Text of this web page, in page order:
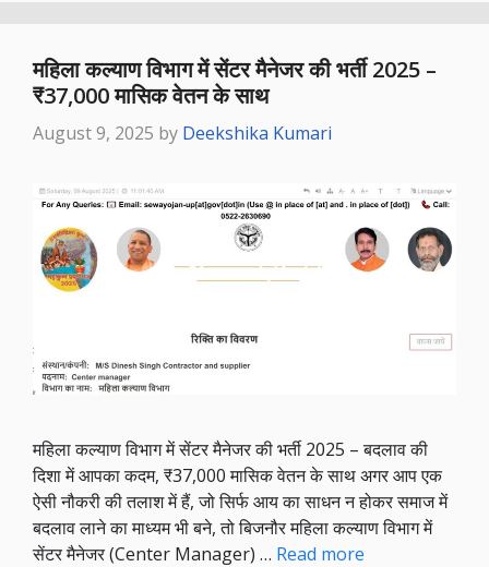
महिला कल्याण विभाग में सेंटर मैनेजर की भर्ती 2025 –
₹37,000 मासिक वेतन के साथ
August 9, 2025 by Deekshika Kumari
महिला कल्याण विभाग में सेंटर मैनेजर की भर्ती 2025 – बदलाव की
दिशा में आपका कदम, ₹37,000 मासिक वेतन के साथ अगर आप एक
ऐसी नौकरी की तलाश में हैं, जो सिर्फ आय का साधन न होकर समाज में
बदलाव लाने का माध्यम भी बने, तो बिजनौर महिला कल्याण विभाग में
सेंटर मैनेजर (Center Manager) … Read more